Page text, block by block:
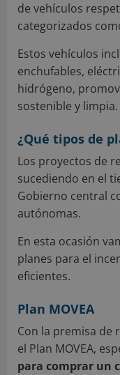
de vehículos
categorizados
Estos vehículos
enchufables,
hidrógeno,
sostenible y limpia.
¿Qué tipos de
Los proyectos de
sucediendo en el
Gobierno central
autónomas.
En esta ocasión
planes para el
eficientes.
Plan MOVEA
Con la premisa de
el Plan MOVEA,
para comprar un